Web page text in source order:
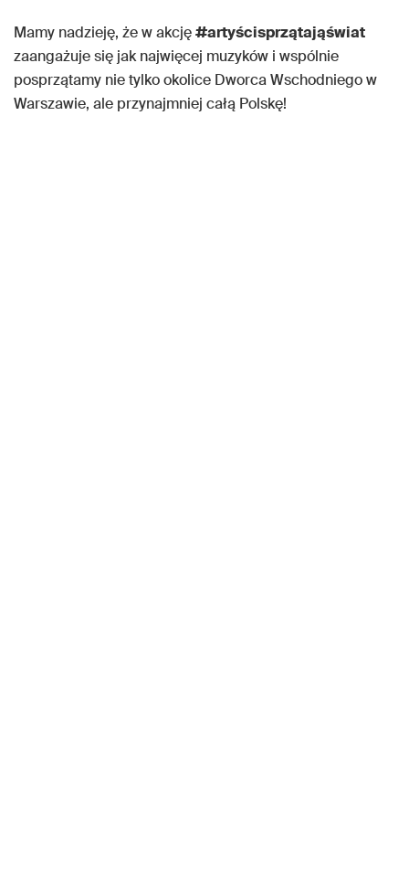
Mamy nadzieję, że w akcję#artyścisprzątająświat
zaangażuje się jak najwięcej muzyków i wspólnie
posprzątamy nie tylko okolice Dworca Wschodniego w
Warszawie, ale przynajmniej całą Polskę!